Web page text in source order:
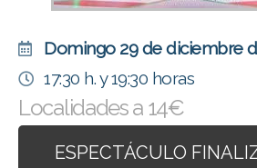
Domingo 29 de diciembre
17:30 h. y 19:30 horas
Localidades a 14€
ESPECTÁCULO